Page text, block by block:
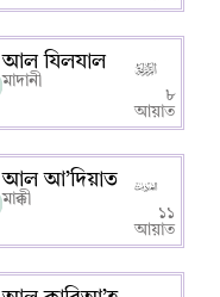
আল যিলযাল
মাদানী
৮
আয়াত
আল আ’দিয়াত
মাক্কী
১১
আয়াত